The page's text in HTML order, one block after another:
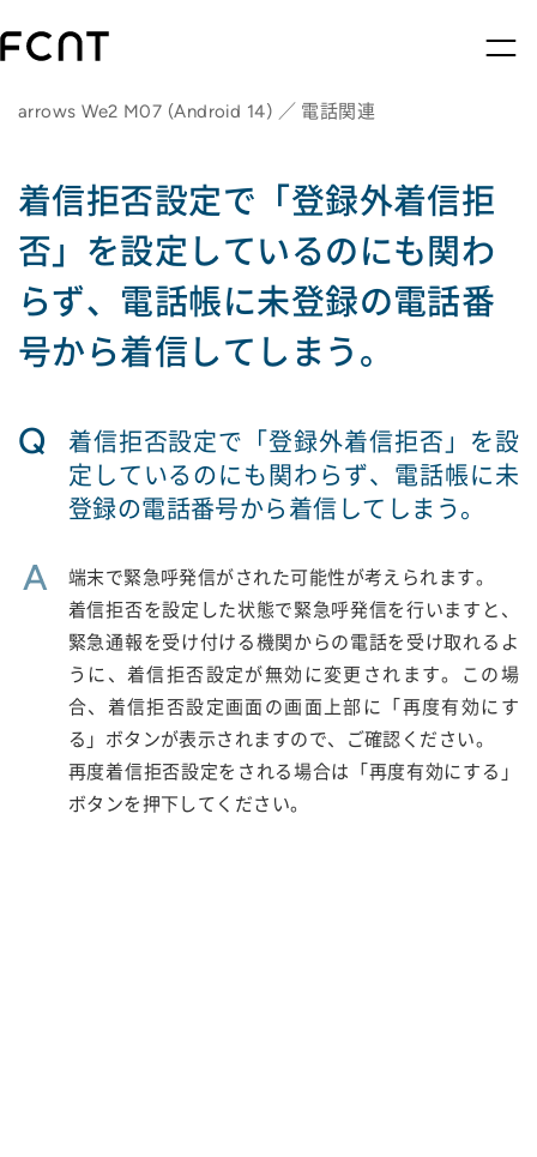
arrows We2 M07 (Android 14) ／ 電話関連
着信拒否設定で「登録外着信拒
否」を設定しているのにも関わ
らず、電話帳に未登録の電話番
号から着信してしまう。
Q
着信拒否設定で「登録外着信拒否」を設
定しているのにも関わらず、電話帳に未
登録の電話番号から着信してしまう。
A
端末で緊急呼発信がされた可能性が考えられます。
着信拒否を設定した状態で緊急呼発信を行いますと、
緊急通報を受け付ける機関からの電話を受け取れるよ
うに、着信拒否設定が無効に変更されます。この場
合、着信拒否設定画面の画面上部に「再度有効にす
る」ボタンが表示されますので、ご確認ください。
再度着信拒否設定をされる場合は「再度有効にする」
ボタンを押下してください。